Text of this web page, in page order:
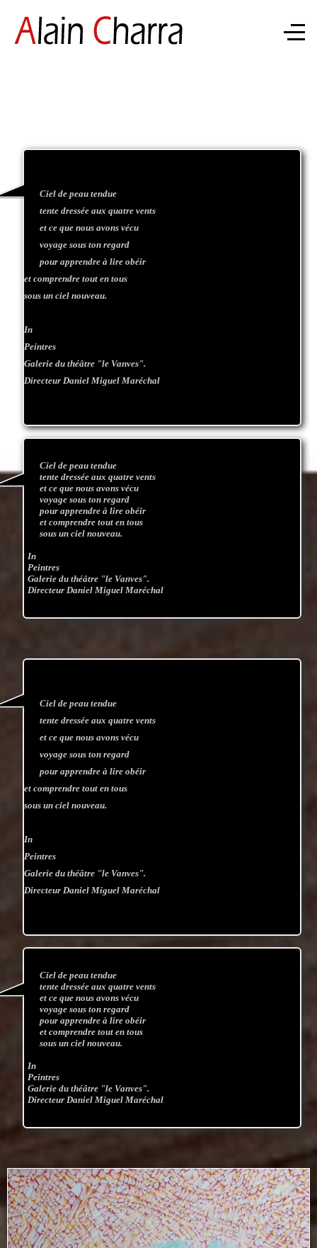
Ciel de peau tendue
tente dressée aux quatre vents
et ce que nous avons vécu
voyage sous ton regard
pour apprendre à lire obéir
et comprendre tout en tous
sous un ciel nouveau.
In
Peintres
Galerie du théâtre "le Vanves".
Directeur Daniel Miguel Maréchal
Ciel de peau tendue
tente dressée aux quatre vents
et ce que nous avons vécu
voyage sous ton regard
pour apprendre à lire obéir
et comprendre tout en tous
sous un ciel nouveau.
In
Peintres
Galerie du théâtre "le Vanves".
Directeur Daniel Miguel Maréchal
Ciel de peau tendue
tente dressée aux quatre vents
et ce que nous avons vécu
voyage sous ton regard
pour apprendre à lire obéir
et comprendre tout en tous
sous un ciel nouveau.
In
Peintres
Galerie du théâtre "le Vanves".
Directeur Daniel Miguel Maréchal
Ciel de peau tendue
tente dressée aux quatre vents
et ce que nous avons vécu
voyage sous ton regard
pour apprendre à lire obéir
et comprendre tout en tous
sous un ciel nouveau.
In
Peintres
Galerie du théâtre "le Vanves".
Directeur Daniel Miguel Maréchal